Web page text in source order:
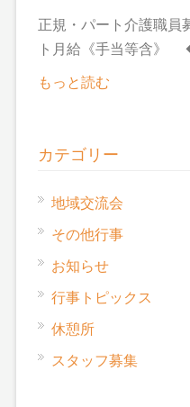
正規・パート介護職員
ト月給《手当等含》
もっと読む
カテゴリー
地域交流会
その他行事
お知らせ
行事トピックス
休憩所
スタッフ募集